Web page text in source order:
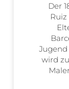
Der
Ruiz
Jugend
wird